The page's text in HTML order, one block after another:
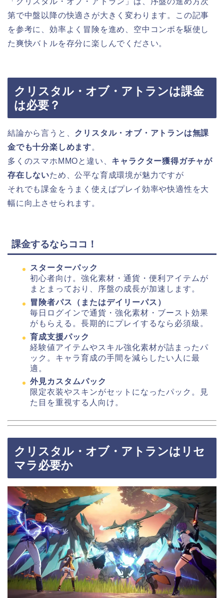
第で中盤以降の快適さが大きく変わります。この記事
を参考に、効率よく冒険を進め、空中コンボを駆使し
た爽快バトルを存分に楽しんでください。
クリスタル・オブ・アトランは課金
は必要？
結論から言うと、 クリスタル・オブ・アトランは無課
金でも十分楽しめます。
多くのスマホMMOと違い、 キャラクター獲得ガチャが
存在しないため、公平な育成環境が魅力ですが
それでも課金をうまく使えばプレイ効率や快適性を大
幅に向上させられます。
課金するならココ！
スターターパック
初心者向け。強化素材・通貨・便利アイテムが
まとまっており、序盤の成長が加速します。
冒険者パス（またはデイリーパス）
毎日ログインで通貨・強化素材・ブースト効果
がもらえる。長期的にプレイするなら必須級。
育成支援パック
経験値アイテムやスキル強化素材が詰まったパ
ック。キャラ育成の手間を減らしたい人に最
適。
外見カスタムパック
限定衣装やスキンがセットになったパック。見
た目を重視する人向け。
クリスタル・オブ・アトランはリセ
マラ必要か